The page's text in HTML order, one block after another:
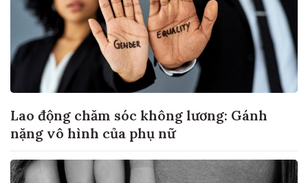
Lao động chăm sóc không lương: Gánh
nặng vô hình của phụ nữ